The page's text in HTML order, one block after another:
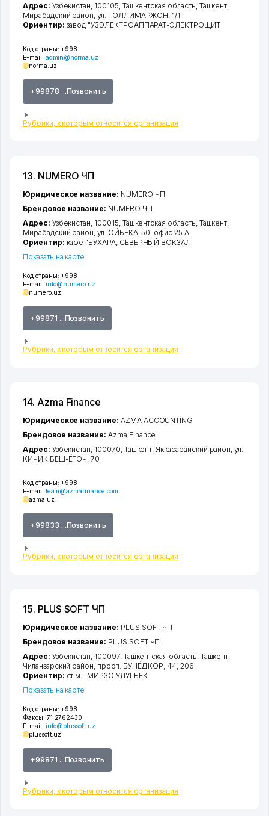
Код страны: +998
E-mail: admin@norma.uz
norma.uz
+99878 ...Позвонить
Рубрики, к которым относится организация
Адрес: Узбекистан, 100105, Ташкентская область, Ташкент,
Мирабадский район,ул. ТОЛЛИМАРЖОН, 1/1
Ориентир: завод "УЗЭЛЕКТРОАППАРАТ-ЭЛЕКТРОЩИТ
13. NUMERO ЧП
Код страны: +998
E-mail: info@numero.uz
numero.uz
+99871 ...Позвонить
Рубрики, к которым относится организация
Юридическое название: NUMERO ЧП
Брендовое название: NUMERO ЧП
Адрес: Узбекистан, 100015, Ташкентская область Ташкент
Мирабадский район ,ул. ОЙБЕКА, 50, офис 25 А
Ориентир: кафе "БУХАРА, СЕВЕРНЫЙ ВОКЗАЛ
Показать на карте
14. Azma Finance
Код страны: +998
E-mail: team@azmafinance.com
azma.uz
+99833 ...Позвонить
Рубрики, к которым относится организация
Юридическое название: AZMA ACCOUNTING
Брендовое название: Azma Finance
Адрес: Узбекистан, 100070, Ташкент Яккасарайский район ,ул.
КИЧИК БЕШ-ЁГОЧ , 70
15. PLUS SOFT ЧП
Код страны: +998
Факсы: 71 2762430
E-mail: info@plussoft.uz
plussoft.uz
+99871 ...Позвонить
Рубрики, к которым относится организация
Юридическое название: PLUS SOFT ЧП
Брендовое название: PLUS SOFT ЧП
Адрес: Узбекистан, 100097, Ташкентская область, Ташкент,
Чиланзарский район, просп. БУНЁДКОР, 44, 206
Ориентир: ст.м. "МИРЗО УЛУГБЕК
Показать на карте